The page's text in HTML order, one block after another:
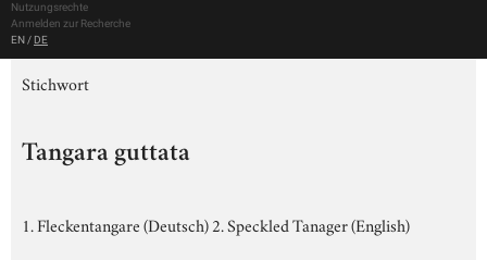
Nutzungsrechte
Anmelden zur Recherche
EN / DE
Stichwort
Tangara guttata
1. Fleckentangare (Deutsch) 2. Speckled Tanager (English)